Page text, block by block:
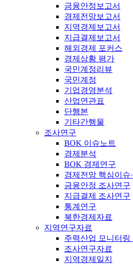
금융안정보고서
경제전망보고서
지역경제보고서
지급결제보고서
해외경제 포커스
경제상황 평가
국민계정리뷰
국민계정
기업경영분석
산업연관표
단행본
기타간행물
조사연구
BOK 이슈노트
경제분석
BOK 경제연구
경제전망 핵심이슈
금융안정 조사연구
지급결제 조사연구
통계연구
북한경제자료
지역연구자료
주력산업 모니터링
조사연구자료
지역경제일지